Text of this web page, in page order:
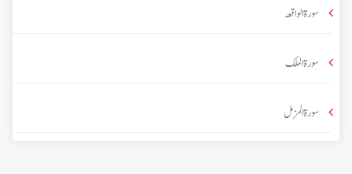
سورۃ الواقعہ
سورۃ الملک
سورۃ المزمل